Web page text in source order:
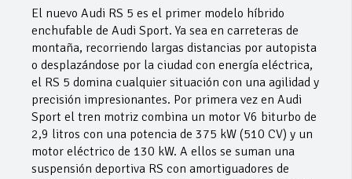
El nuevo Audi RS 5 es el primer modelo híbrido
enchufable de Audi Sport. Ya sea en carreteras de
montaña, recorriendo largas distancias por autopista
o desplazándose por la ciudad con energía eléctrica,
el RS 5 domina cualquier situación con una agilidad y
precisión impresionantes. Por primera vez en Audi
Sport el tren motriz combina un motor V6 biturbo de
2,9 litros con una potencia de 375 kW (510 CV) y un
motor eléctrico de 130 kW. A ellos se suman una
suspensión deportiva RS con amortiguadores de